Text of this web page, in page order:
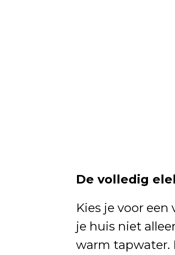
De volledig
Kies je voor
je huis niet
warm tapwater.